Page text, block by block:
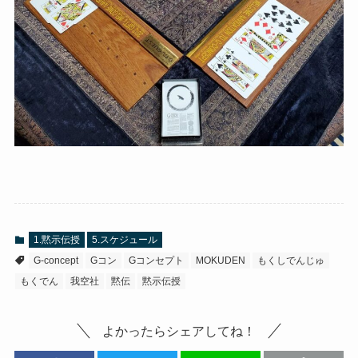
1.黙示伝授
5.スケジュール
G-concept
Gコン Gコンセプト MOKUDEN
もくしでんじゅ
もくでん
我空社 黙伝 黙示伝授
よかったらシェアしてね！